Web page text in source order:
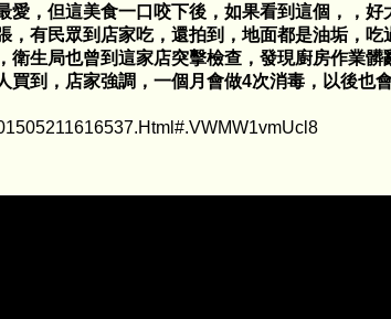
，但這美食一口咬下後，如果看到這個，，好
有民眾到店家吃，還拍到，地面都是油垢，吃
生局也曾到這家店突擊檢查，發現廚房作業髒
到，店家強調，一個月會做4次消毒，以後也